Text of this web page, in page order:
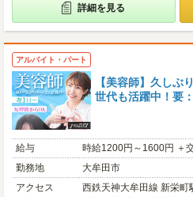
詳細を見る
アルバイト・パート
【美容師】久しぶ
世代も活躍中！要
給与
時給1200円～1600円 ＋
勤務地
大牟田市
アクセス
西鉄天神大牟田線 新栄町